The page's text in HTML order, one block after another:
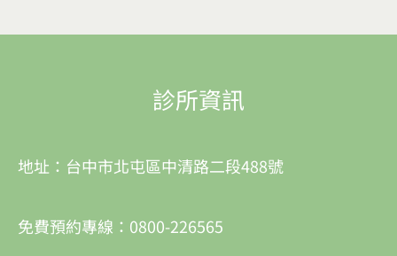
診所資訊
地址：台中市北屯區中清路二段488號
免費預約專線：0800-226565